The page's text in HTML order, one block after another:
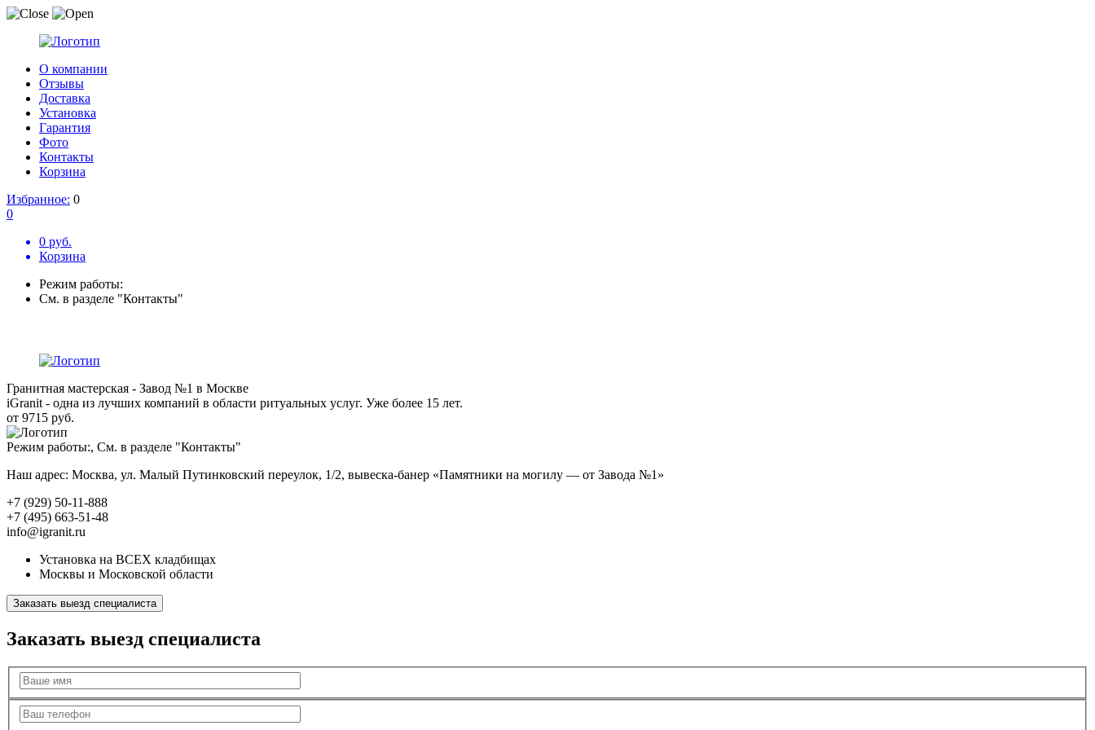
О компании
Отзывы
Доставка
Установка
Гарантия
Фото
Контакты
Корзина
Избранное: 0
0
0 руб.
Корзина
Режим работы:
См. в разделе "Контакты"
Гранитная мастерская - Завод №1 в Москве
iGranit - одна из лучших компаний в области ритуальных услуг. Уже более 15 лет.
от 9715 руб.
Режим работы:, См. в разделе "Контакты"
Наш адрес: Москва, ул. Малый Путинковский переулок, 1/2, вывеска-банер «Памятники на могилу — от Завода №1»
+7 (929) 50-11-888
+7 (495) 663-51-48
info@igranit.ru
Установка на ВСЕХ кладбищах
Москвы и Московской области
Заказать выезд специалиста
Заказать выезд специалиста